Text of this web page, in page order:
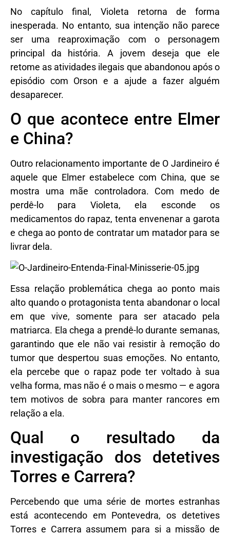
No capítulo final, Violeta retorna de forma
inesperada. No entanto, sua intenção não parece
ser uma reaproximação com o personagem
principal da história. A jovem deseja que ele
retome as atividades ilegais que abandonou após o
episódio com Orson e a ajude a fazer alguém
desaparecer.
O que acontece entre Elmer
e China?
Outro relacionamento importante de O Jardineiro é
aquele que Elmer estabelece com China, que se
mostra uma mãe controladora. Com medo de
perdê-lo para Violeta, ela esconde os
medicamentos do rapaz, tenta envenenar a garota
e chega ao ponto de contratar um matador para se
livrar dela.
Essa relação problemática chega ao ponto mais
alto quando o protagonista tenta abandonar o local
em que vive, somente para ser atacado pela
matriarca. Ela chega a prendê-lo durante semanas,
garantindo que ele não vai resistir à remoção do
tumor que despertou suas emoções. No entanto,
ela percebe que o rapaz pode ter voltado à sua
velha forma, mas não é o mais o mesmo — e agora
tem motivos de sobra para manter rancores em
relação a ela.
Qual o resultado da
investigação dos detetives
Torres e Carrera?
Percebendo que uma série de mortes estranhas
está acontecendo em Pontevedra, os detetives
Torres e Carrera assumem para si a missão de